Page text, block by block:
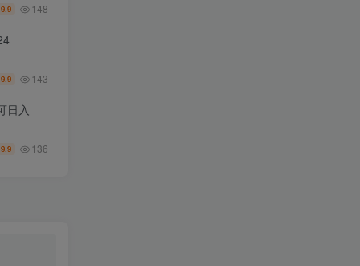
9.9 148
9.9 143
日入
9.9 136